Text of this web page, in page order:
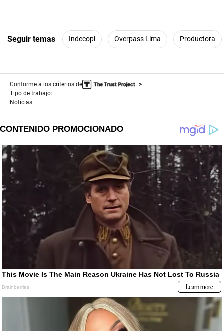
Seguir temas Indecopi Overpass Lima Productora
Conforme a los criterios de
Tipo de trabajo:
Noticias